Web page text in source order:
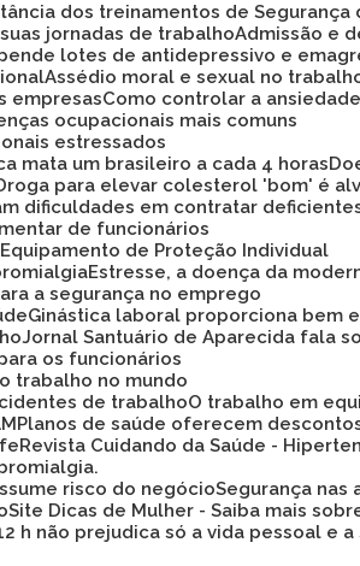
dos treinamentos de Segurança
suas jornadas de trabalho Admissão e
lotes de antidepressivo e
Assédio moral e sexual no
empresas
Como controlar a
ocupacionais mais comuns
estressados
mata um brasileiro a cada 4 horas
Droga para elevar colesterol 'bom' é
dificuldades em contratar
de funcionários
Equipamento de Proteção Individual
Estresse, a doença da
a segurança no emprego
Ginástica laboral proporciona bem
Jornal Santuário de Aparecida fala
os funcionários
trabalho no mundo
de trabalho
O trabalho em
Planos de saúde oferecem
Revista Cuidando da Saúde -
risco do negócio Segurança nas
Site Dicas de Mulher - Saiba mais
12 h não prejudica só a vida pessoal e